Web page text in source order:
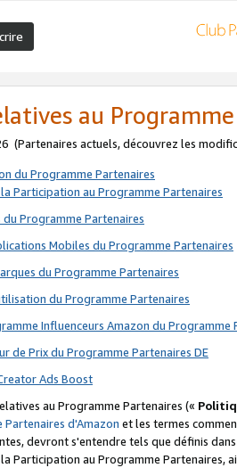
au
(Partenaires actuels, découvrez les
du Programme Partenaires
Participation au Programme Partenaires
Programme Partenaires
Mobiles du Programme Partenaires
du Programme Partenaires
du Programme Partenaires
Influenceurs Amazon du Programme
de Prix du Programme Partenaires DE
Ads Boost
au Programme Partenaires («
Partenaires d'Amazon et les termes
devront s'entendre tels que définis
Participation au Programme Partenaires,